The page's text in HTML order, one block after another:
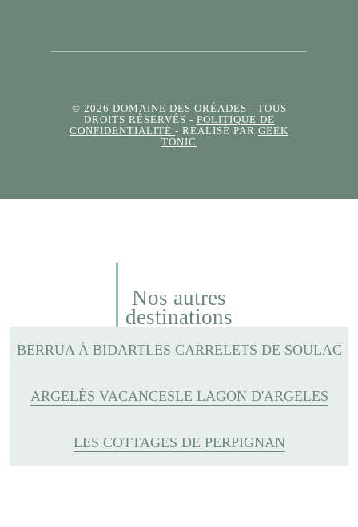
© 2026 DOMAINE DES ORÉADES - TOUS
DROITS RÉSERVÉS - POLITIQUE DE
CONFIDENTIALITÉ - RÉALISÉ PAR GEEK
TONIC
Nos autres
destinations
BERRUA À BIDARTLES CARRELETS DE SOULAC
ARGELÈS VACANCESLE LAGON D'ARGELES
LES COTTAGES DE PERPIGNAN